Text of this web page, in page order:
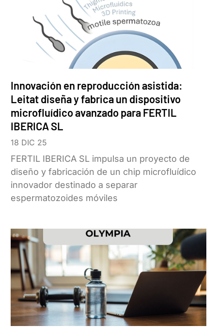
Innovación en reproducción asistida:
Leitat diseña y fabrica un dispositivo
microfluídico avanzado para FERTIL
IBERICA SL
18 DIC 25
FERTIL IBERICA SL impulsa un proyecto de
diseño y fabricación de un chip microfluídico
innovador destinado a separar
espermatozoides móviles